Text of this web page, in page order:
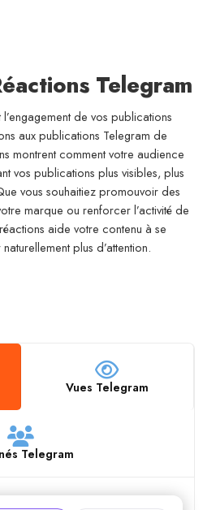
Telegram
l’engagement de vos publications
aux publications Telegram de
montrent comment votre audience
vos publications plus visibles, plus
vous souhaitiez promouvoir des
marque ou renforcer l’activité de
aide votre contenu à se
plus d’attention.
Vues Telegram
Telegram